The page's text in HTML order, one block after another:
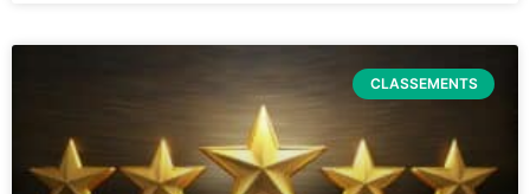
CLASSEMENTS